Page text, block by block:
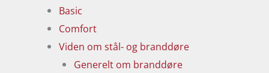
Basic
Comfort
Viden om stål- og branddøre
Generelt om branddøre